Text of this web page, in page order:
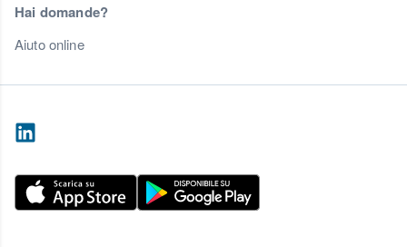
Hai domande?
Aiuto online